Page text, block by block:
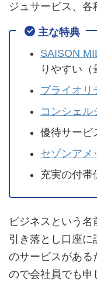
ジュサービス、各
主な特典
SAISON
りやすい（
プライオリ
コンシェル
優待サービ
セゾンアメ
充実の付帯
ビジネスという
引き落とし口座に
のサービスがある
ので会社員でも申